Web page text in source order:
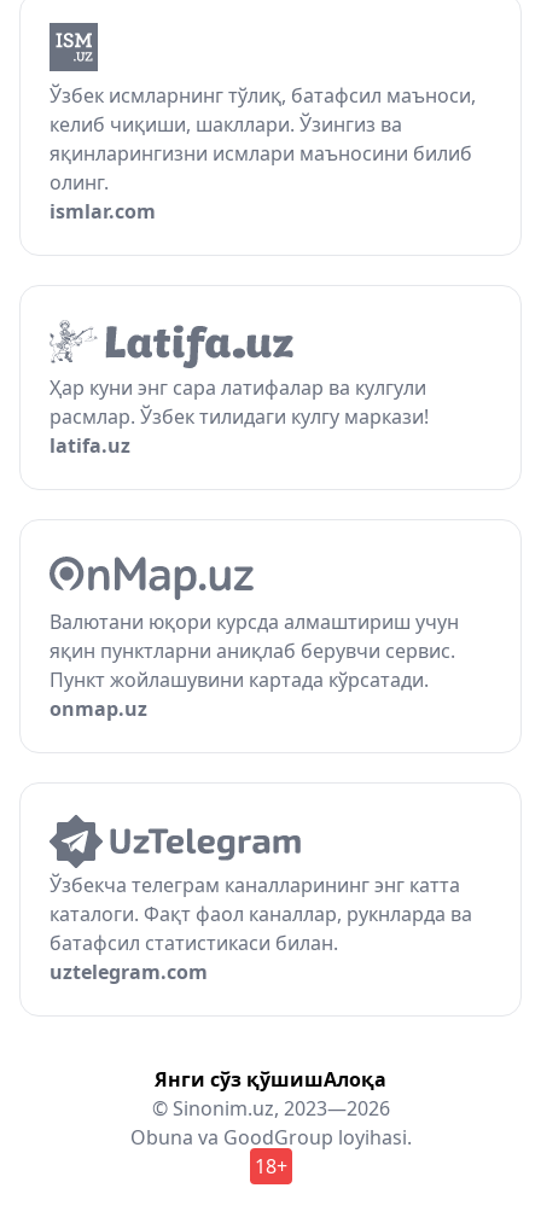
Ўзбек исмларнинг тўлиқ, батафсил маъноси,
келиб чиқиши, шакллари. Ўзингиз ва
яқинларингизни исмлари маъносини билиб
олинг.
ismlar.com
Ҳар куни энг сара латифалар ва кулгули
расмлар. Ўзбек тилидаги кулгу маркази!
latifa.uz
Валютани юқори курсда алмаштириш учун
яқин пунктларни аниқлаб берувчи сервис.
Пункт жойлашувини картада кўрсатади.
onmap.uz
Ўзбекча телеграм каналларининг энг катта
каталоги. Фақт фаол каналлар, рукнларда ва
батафсил статистикаси билан.
uztelegram.com
Янги сўз қўшишАлоқа
© Sinonim.uz, 2023—2026
Obuna va GoodGroup loyihasi.
18+